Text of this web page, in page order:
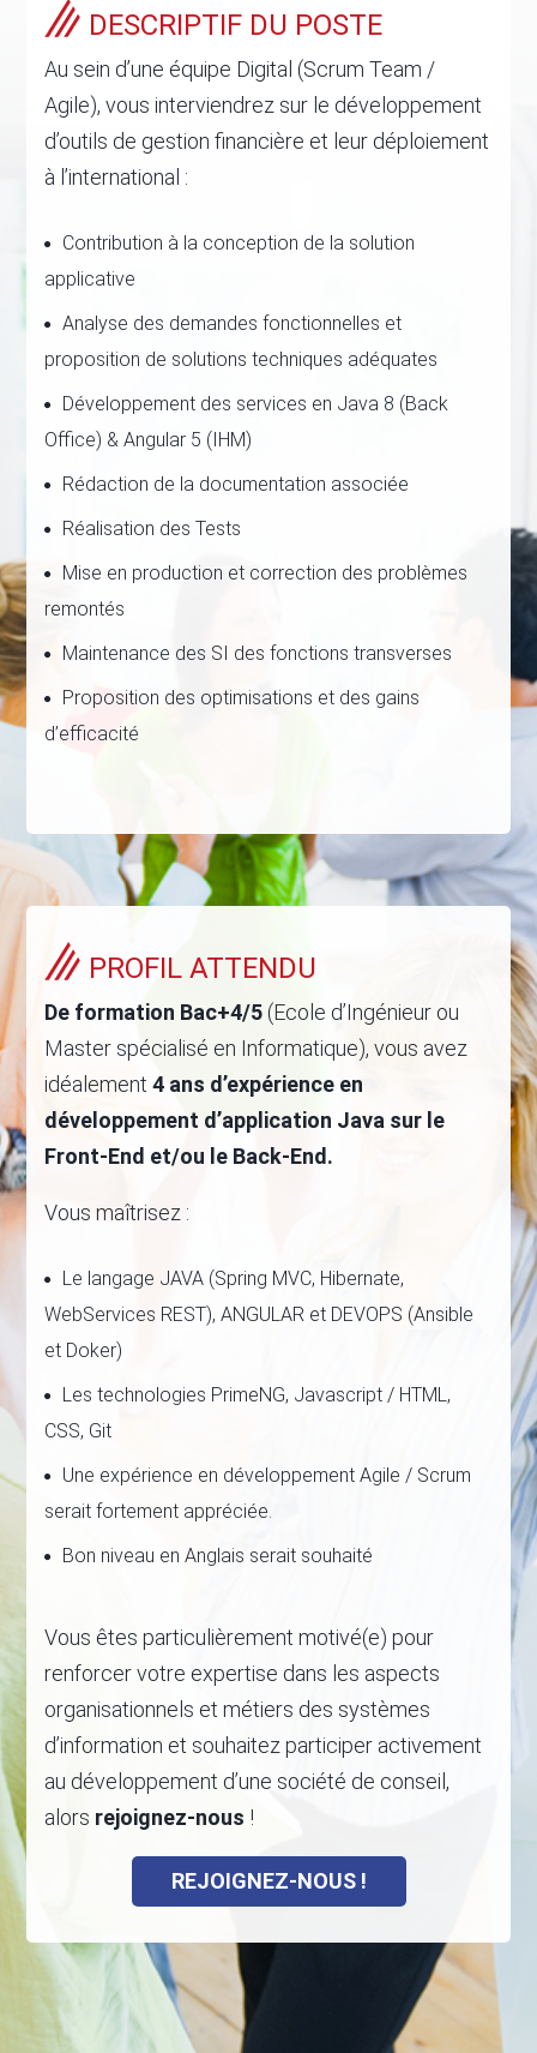
DESCRIPTIF DU POSTE
Au sein d’une équipe Digital (Scrum Team /
Agile), vous interviendrez sur le développement
d’outils de gestion financière et leur déploiement
à l’international :
Contribution à la conception de la solution
applicative
Analyse des demandes fonctionnelles et
proposition de solutions techniques adéquates
Développement des services en Java 8 (Back
Office) & Angular 5 (IHM)
Rédaction de la documentation associée
Réalisation des Tests
Mise en production et correction des problèmes
remontés
Maintenance des SI des fonctions transverses
Proposition des optimisations et des gains
d’efficacité
PROFIL ATTENDU
De formation Bac+4/5 (Ecole d’Ingénieur ou
Master spécialisé en Informatique), vous avez
idéalement4 ans d’expérience en
développement d’application Java sur le
Front-End et/ou le Back-End.
Vous maîtrisez :
Le langage JAVA (Spring MVC, Hibernate,
WebServices REST), ANGULAR et DEVOPS (Ansible
et Doker)
Les technologies PrimeNG, Javascript / HTML,
CSS, Git
Une expérience en développement Agile / Scrum
serait fortement appréciée.
Bon niveau en Anglais serait souhaité
Vous êtes particulièrement motivé(e) pour
renforcer votre expertise dans les aspects
organisationnels et métiers des systèmes
d’information et souhaitez participer activement
au développement d’une société de conseil,
alors rejoignez-nous !
REJOIGNEZ-NOUS !